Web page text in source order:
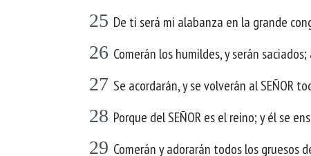
25 De ti será mi alabanza en la grande
26 Comerán los humildes, y serán
27 Se acordarán, y se volverán al
28 Porque del SEÑOR es el reino; y él se
29 Comerán y adorarán todos los gruesos